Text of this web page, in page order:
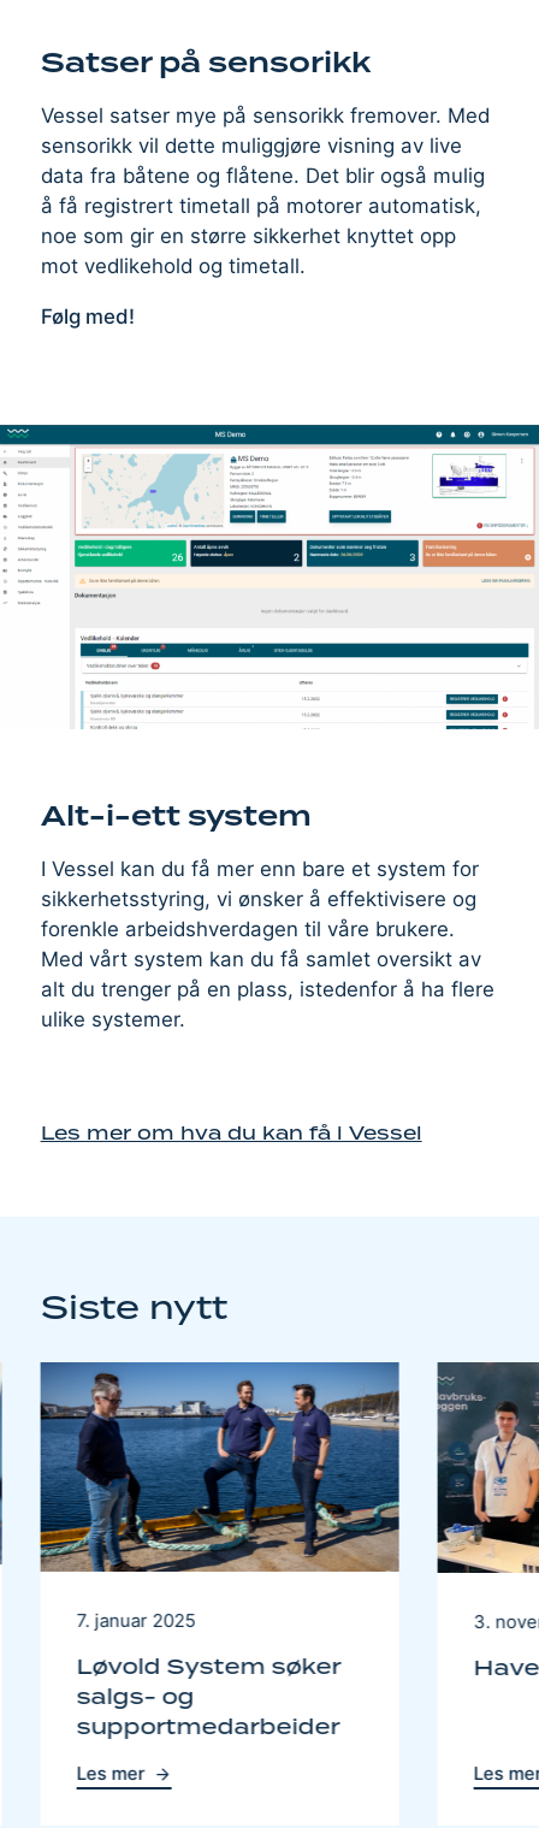
Satser på sensorikk
Vessel satser mye på sensorikk fremover. Med
sensorikk vil dette muliggjøre visning av live
data fra båtene og flåtene. Det blir også mulig
å få registrert timetall på motorer automatisk,
noe som gir en større sikkerhet knyttet opp
mot vedlikehold og timetall.
Følg med!
Alt-i-ett system
I Vessel kan du få mer enn bare et system for
sikkerhetsstyring, vi ønsker å effektivisere og
forenkle arbeidshverdagen til våre brukere.
Med vårt system kan du få samlet oversikt av
alt du trenger på en plass, istedenfor å ha flere
ulike systemer.
Les mer om hva du kan få i Vessel
Siste nytt
7. januar 2025
Løvold System søker
salgs- og
supportmedarbeider
Les mer
3.
Les